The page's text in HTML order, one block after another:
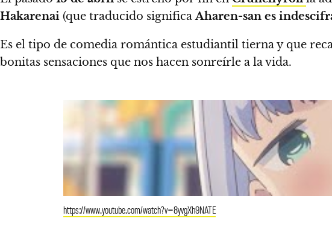
Hakarenai (que traducido significaAharen-san es
Es el tipo de comedia romántica estudiantil tierna y que
bonitas sensaciones que nos hacen sonreírle a la vida.
https://www.youtube.com/watch?v=8yvgXh9NATE